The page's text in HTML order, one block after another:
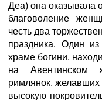
Деа) она оказывала
благоволение
честь два
праздника. Один
храме богини,
на Авентинском
римлянок, желавших
высокую